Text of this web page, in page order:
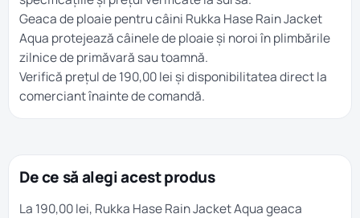
Geaca de ploaie pentru câini Rukka Hase Rain Jacket
Aqua protejează câinele de ploaie și noroi în plimbările
zilnice de primăvară sau toamnă.
Verifică prețul de 190,00 lei și disponibilitatea direct la
comerciant înainte de comandă.
De ce să alegi acest produs
La 190,00 lei, Rukka Hase Rain Jacket Aqua geaca